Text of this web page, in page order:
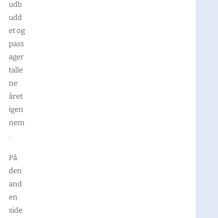
udb
udd
et og
pass
ager
talle
ne
året
igen
nem
.
På
den
and
en
side